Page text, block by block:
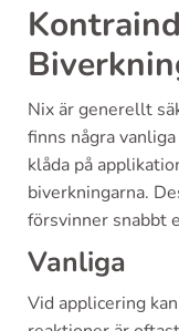
Nix är generellt
finns några
klåda på
biverkningarna.
försvinner snabbt
Vanliga
Vid applicering